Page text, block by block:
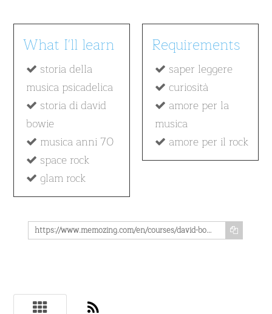
What I'll learn
storia della
musica psicadelica
storia di david
bowie
musica anni 70
space rock
glam rock
Requirements
saper leggere
curiosità
amore per la
musica
amore per il rock
https://www.memozing.com/en/courses/david-bowie-the-man-who-sold-the-world-b3d91227ede53c93f7a6bc2d